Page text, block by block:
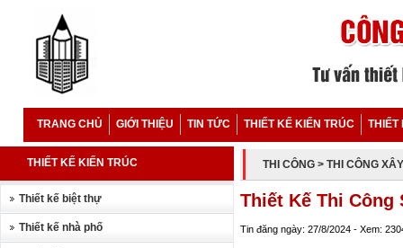
TRANG CHỦ GIỚI THIỆU TIN TỨC THIẾT KẾ KIẾN TRÚC THIẾT
THIẾT KẾ KIẾN TRÚC
Thiết kế biệt thự
Thiết kế nhà phố
THI CÔNG > THI CÔNG
Thiết Kế Thi Công
Tin đăng ngày: 27/8/2024 - Xem: